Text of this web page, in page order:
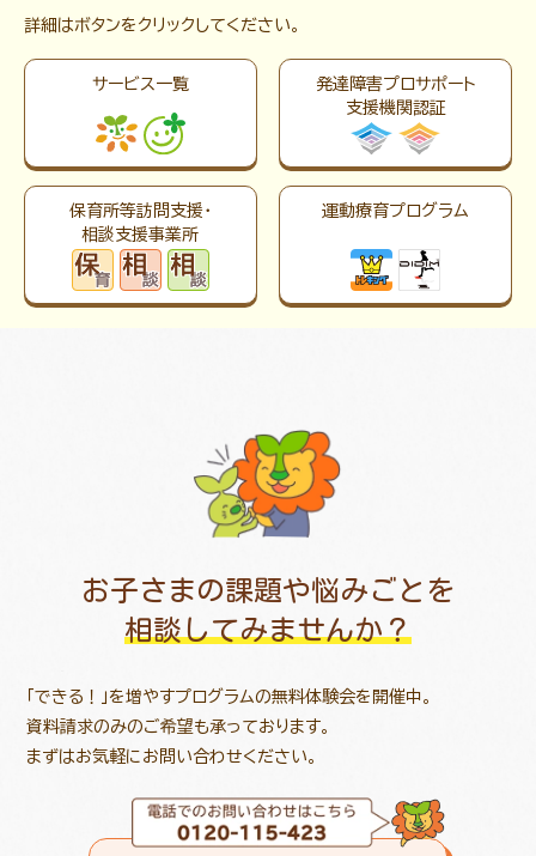
詳細はボタンをクリックしてください。
サービス一覧
発達障害プロサポート
支援機関認証
保育所等訪問支援・
相談支援事業所
運動療育プログラム
お子さまの課題や悩みごとを
相談してみませんか？
「できる！」を増やすプログラムの無料体験会を開催中。
資料請求のみのご希望も承っております。
まずはお気軽にお問い合わせください。